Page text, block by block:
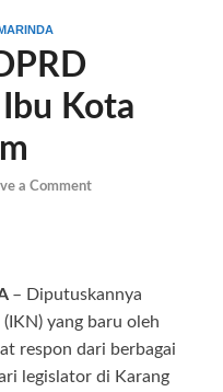
Kota
a Comment
– Diputuskannya
yang baru oleh
respon dari berbagai
legislator di Karang